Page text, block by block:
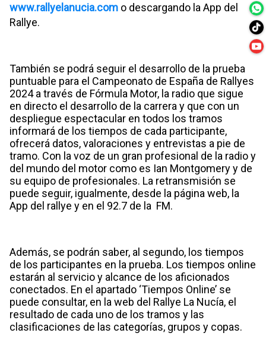
www.rallyelanucia.com o descargando la App del
Rallye.
También se podrá seguir el desarrollo de la prueba
puntuable para el Campeonato de España de Rallyes
2024 a través de Fórmula Motor, la radio que sigue
en directo el desarrollo de la carrera y que con un
despliegue espectacular en todos los tramos
informará de los tiempos de cada participante,
ofrecerá datos, valoraciones y entrevistas a pie de
tramo. Con la voz de un gran profesional de la radio y
del mundo del motor como es Ian Montgomery y de
su equipo de profesionales. La retransmisión se
puede seguir, igualmente, desde la página web, la
App del rallye y en el 92.7 de la FM.
Además, se podrán saber, al segundo, los tiempos
de los participantes en la prueba. Los tiempos online
estarán al servicio y alcance de los aficionados
conectados. En el apartado ‘Tiempos Online’ se
puede consultar, en la web del Rallye La Nucía, el
resultado de cada uno de los tramos y las
clasificaciones de las categorías, grupos y copas.